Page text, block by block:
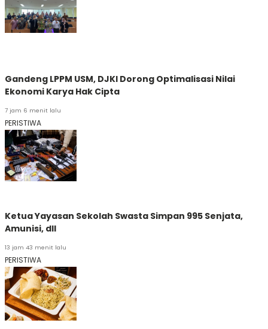
Gandeng LPPM USM, DJKI Dorong Optimalisasi Nilai
Ekonomi Karya Hak Cipta
7 jam 6 menit lalu
PERISTIWA
Ketua Yayasan Sekolah Swasta Simpan 995 Senjata,
Amunisi, dll
13 jam 43 menit lalu
PERISTIWA